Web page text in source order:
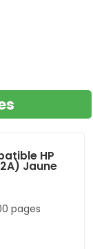
HP
Jaune
pages